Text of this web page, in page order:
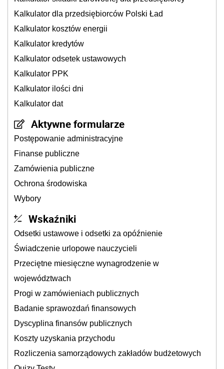
Kalkulator dla przedsiębiorców Polski Ład
Kalkulator kosztów energii
Kalkulator kredytów
Kalkulator odsetek ustawowych
Kalkulator PPK
Kalkulator ilości dni
Kalkulator dat
Aktywne formularze
Postępowanie administracyjne
Finanse publiczne
Zamówienia publiczne
Ochrona środowiska
Wybory
Wskaźniki
Odsetki ustawowe i odsetki za opóźnienie
Świadczenie urlopowe nauczycieli
Przeciętne miesięczne wynagrodzenie w
województwach
Progi w zamówieniach publicznych
Badanie sprawozdań finansowych
Dyscyplina finansów publicznych
Koszty uzyskania przychodu
Rozliczenia samorządowych zakładów budżetowych